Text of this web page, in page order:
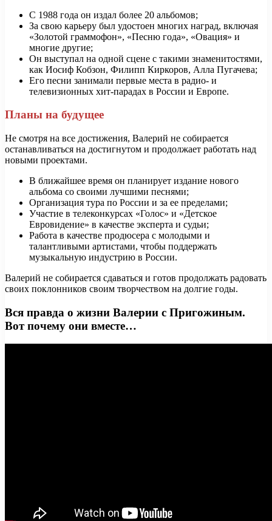
С 1988 года он издал более 20 альбомов;
За свою карьеру был удостоен многих наград, включая
«Золотой граммофон», «Песню года», «Овация» и
многие другие;
Он выступал на одной сцене с такими знаменитостями,
как Иосиф Кобзон, Филипп Киркоров, Алла Пугачева;
Его песни занимали первые места в радио- и
телевизионных хит-парадах в России и Европе.
Планы на будущее
Не смотря на все достижения, Валерий не собирается
останавливаться на достигнутом и продолжает работать над
новыми проектами.
В ближайшее время он планирует издание нового
альбома со своими лучшими песнями;
Организация тура по России и за ее пределами;
Участие в телеконкурсах «Голос» и «Детское
Евровидение» в качестве эксперта и судьи;
Работа в качестве продюсера с молодыми и
талантливыми артистами, чтобы поддержать
музыкальную индустрию в России.
Валерий не собирается сдаваться и готов продолжать радовать
своих поклонников своим творчеством на долгие годы.
Вся правда о жизни Валерии с Пригожиным.
Вот почему они вместе…